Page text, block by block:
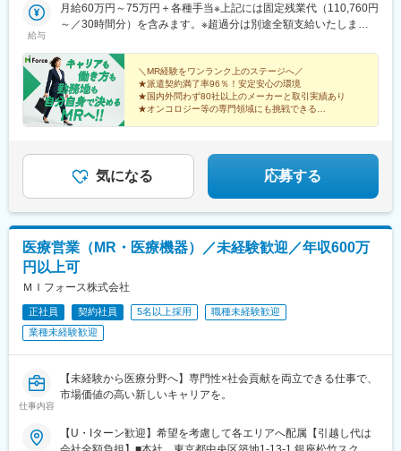
知・岐阜・三重・静岡（6）北陸：富山・石川・福井（7）近畿：
大阪・京都・滋賀・奈良・和歌山・兵庫（8）中国：岡山・広島・
州：福岡・大分・宮崎・鹿児島・熊本・佐賀・長崎・沖縄※勤務地
限定～全国転勤（規定あり）の選択可能※配属エリアは希望に応じ
ます。希望範囲外への転勤はありません。※変更の範囲：会社の定
める事業所（リモートワーク含む）
給与
月給60万円～75万円＋各種手当※上記には固定残業代（110,760円
～／30時間分）を含みます。※超過分は別途全額支給いたしま
歳（入社4年） 920万円／45歳（入社6年） ※諸手当含む
＼MR経験をワンランク上のステージへ／
★派遣契約満了率96％！安定安心の環境
★国内外問わず80社以上のメーカーと取引実績あり
★オンコロジー等の専門領域にも挑戦できる
気になる 応募する
医療営業（MR・医療機器）／未経験歓迎／年収600万
円以上可
ＭＩフォース株式会社
正社員 契約社員 5名以上採用
職種未経験歓迎
業種未経験歓迎
仕事内容
【未経験から医療分野へ】専門性×社会貢献を両立できる仕事で、
市場価値の高い新しいキャリアを。
【U・Iターン歓迎】希望を考慮して各エリアへ配属【引越し代は